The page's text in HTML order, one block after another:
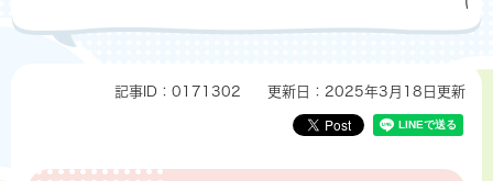
記事ID：0171302 更新日：2025年3月18日更新